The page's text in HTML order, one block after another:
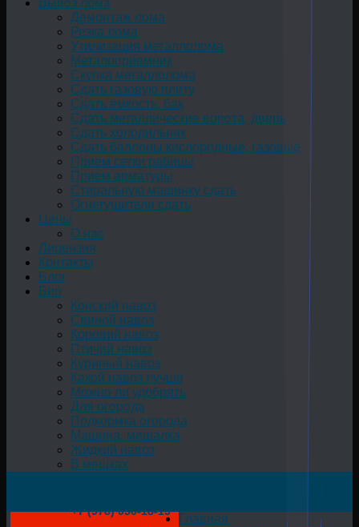
Вывоз лома
Демонтаж лома
Резка лома
Утилизация металлолома
Металоприемник
Скупка металлолома
Сдать газовую плиту
Сдать емкость, бак
Cдать металлические ворота, дверь
Сдать холодильник
Сдать баллоны кислородные, газовые
Прием сетки рабицы
Прием арматуры
Стиральную машинку сдать
Огнетушители сдать
Цены
О нас
Лицензия
Контакты
Блог
Био
Конский навоз
Свиной навоз
Коровий навоз
Птичий навоз
Куриный навоз
Какой навоз лучше
Можно ли удобрять
Для огорода
Подкормка огорода
Машина, мешалка
Жидкий навоз
В мешках
+7 (978) 050-18-19
Главная